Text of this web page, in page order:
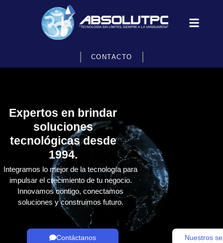
CONTACTO
Expertos en brindar
soluciones
tecnológicas desde
1994.
Integramos lo mejor de la tecnología para
impulsar el crecimiento de tu negocio.
Innovamos contigo, conectamos
soluciones y construimos futuro.
Contáctanos Nuestros